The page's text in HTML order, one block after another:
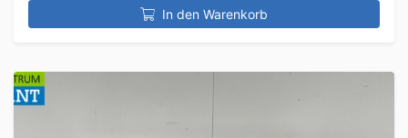
In den Warenkorb